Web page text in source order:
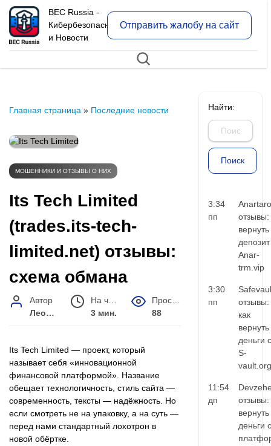
BEC Russia -
Кибербезопасность
и Новости
Отправить жалобу на сайт
Главная страница » Последние новости
МОШЕННИКИ И ОТЗЫВЫ О НИХ
Its Tech Limited
(trades.its-tech-
limited.net) отзывы:
схема обмана
Автор
Леонид Малышев
3 мин.
88
Its Tech Limited — проект, который
называет себя «инновационной
финансовой платформой». Название
обещает технологичность, стиль сайта —
современность, тексты — надёжность. Но
если смотреть не на упаковку, а на суть —
перед нами стандартный лохотрон в
новой обёртке.
Найти:
3:34
пп
отзывы:
вернуть
Anar-
trm.vip
3:30
пп
отзывы:
как
вернуть
деньги с
S-
vault.org
11:54
дп
отзывы:
вернуть
деньги с